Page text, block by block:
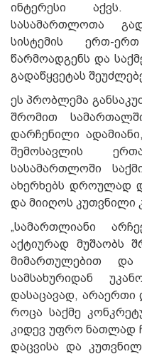
ინტერესი აქვს.
სასამართლოთა
სისტემის ერთ-
წარმოადგენს და
გადაწყვეტას
ეს პრობლემა
შრომით
დარჩენილი
შემოსავლის
სასამართლოში
ახერხებს დროულად
და მიიღოს კუთვნილი
„სამართლიანი
აქტიურად მუშაობს
მიმართულებით და
სამსახურიდან
დასაცავად, არაერთი
როცა საქმე
კიდევ უფრო ნათლად
დაცვისა და